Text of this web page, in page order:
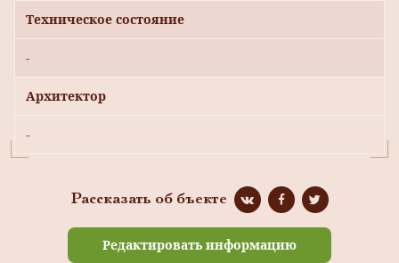
Техническое состояние
-
Архитектор
-
Рассказать об бъекте
Редактировать информацию